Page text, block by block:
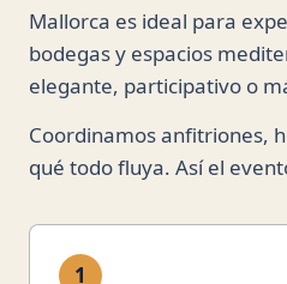
Mallorca es ideal para
bodegas y espacios
elegante, participativo o
Coordinamos anfitriones,
qué todo fluya. Así el
1